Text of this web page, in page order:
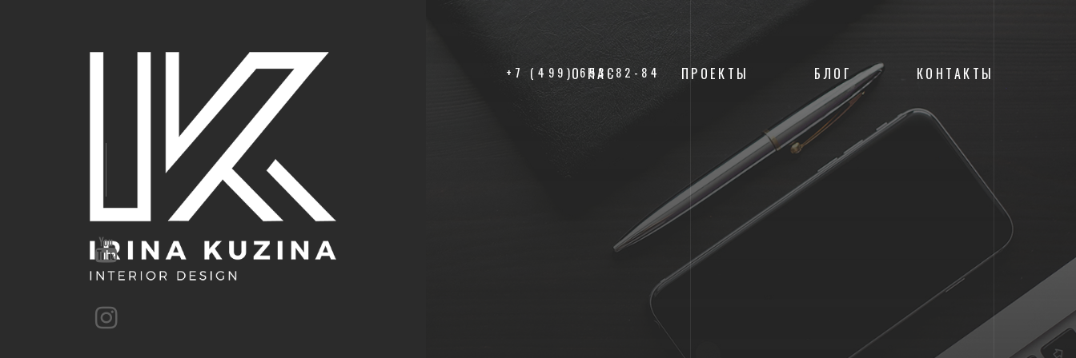
+7 (499) 653-82-84
О НАС ПРОЕКТЫ БЛОГ КОНТАКТЫ